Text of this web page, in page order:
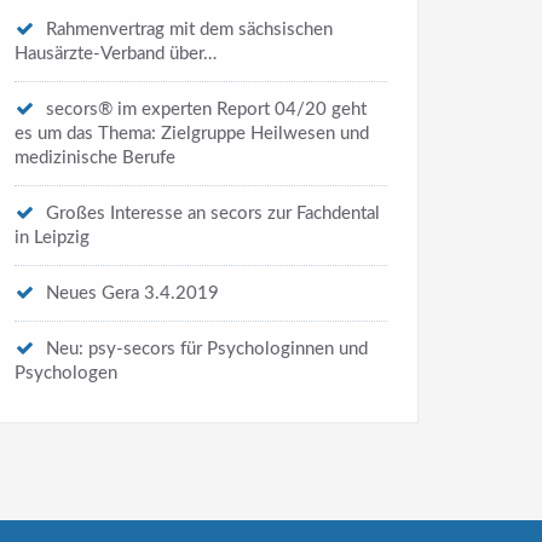
Rahmenvertrag mit dem sächsischen
Hausärzte-Verband über…
secors® im experten Report 04/20 geht
es um das Thema: Zielgruppe Heilwesen und
medizinische Berufe
Großes Interesse an secors zur Fachdental
in Leipzig
Neues Gera 3.4.2019
Neu: psy-secors für Psychologinnen und
Psychologen